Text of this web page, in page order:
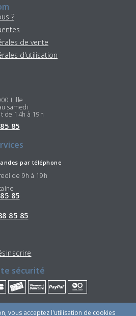
?
de vente
d'utilisation
Lille
samedi
de 14h à 19h
85
par téléphone
de 9h à 19h
85
85 85
sécurité
vous acceptez l'utilisation de cookies